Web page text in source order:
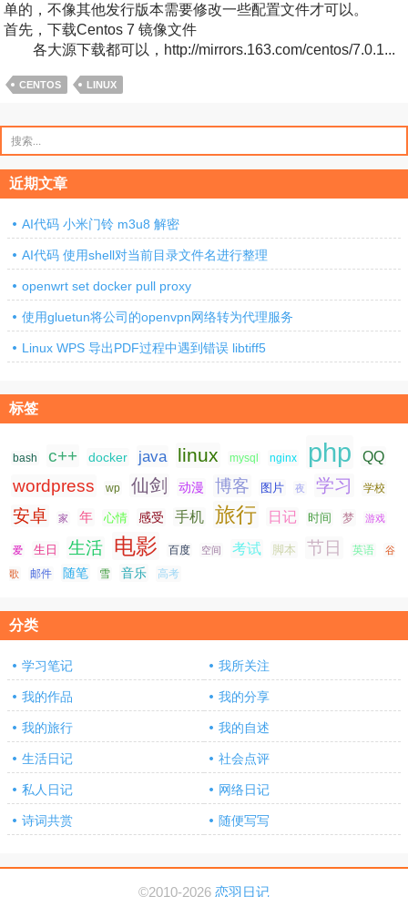
单的，不像其他发行版本需要修改一些配置文件才可以。
首先，下载Centos 7 镜像文件
各大源下载都可以，http://mirrors.163.com/centos/7.0.1...
CENTOS LINUX
索：
近期文章
AI代码 小米门铃 m3u8 解密
AI代码 使用shell对当前目录文件名进行整理
openwrt set docker pull proxy
使用gluetun将公司的openvpn网络转为代理服务
Linux WPS 导出PDF过程中遇到错误 libtiff5
标签
bash c++ docker java linux mysql nginx php QQ
wordpress wp 仙剑 动漫 博客 图片 夜 学习 学校
安卓 家 年 心情 感受 手机 旅行 日记 时间 梦 游戏
爱 生日 生活 电影 百度 空间 考试 脚本 节日 英语 谷
歌 邮件 随笔 雪 音乐 高考
分类
学习笔记 我所关注
我的作品 我的分享
我的旅行 我的自述
生活日记 社会点评
私人日记 网络日记
诗词共赏 随便写写
©2010-2026 恋羽日记